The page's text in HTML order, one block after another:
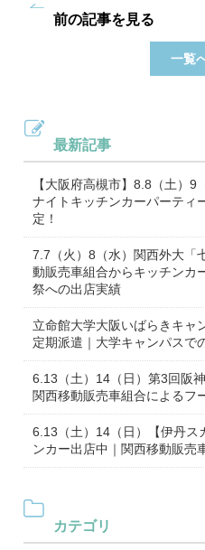
前の記事を見る
一覧
最新記事
【大阪府高槻市】8.8（土）
ナイトキッチンカーパーテ
定！
7.7（火）8（水）関西外大「
動販売車組合からキッチンカ
祭への出店実績
立命館大学大阪いばらきキャ
定期派遣｜大学キャンパスで
6.13（土）14（日）第3回阪
関西移動販売車組合によるフ
6.13（土）14（日）【伊丹ス
ンカー出店中｜関西移動販売
カテゴリ